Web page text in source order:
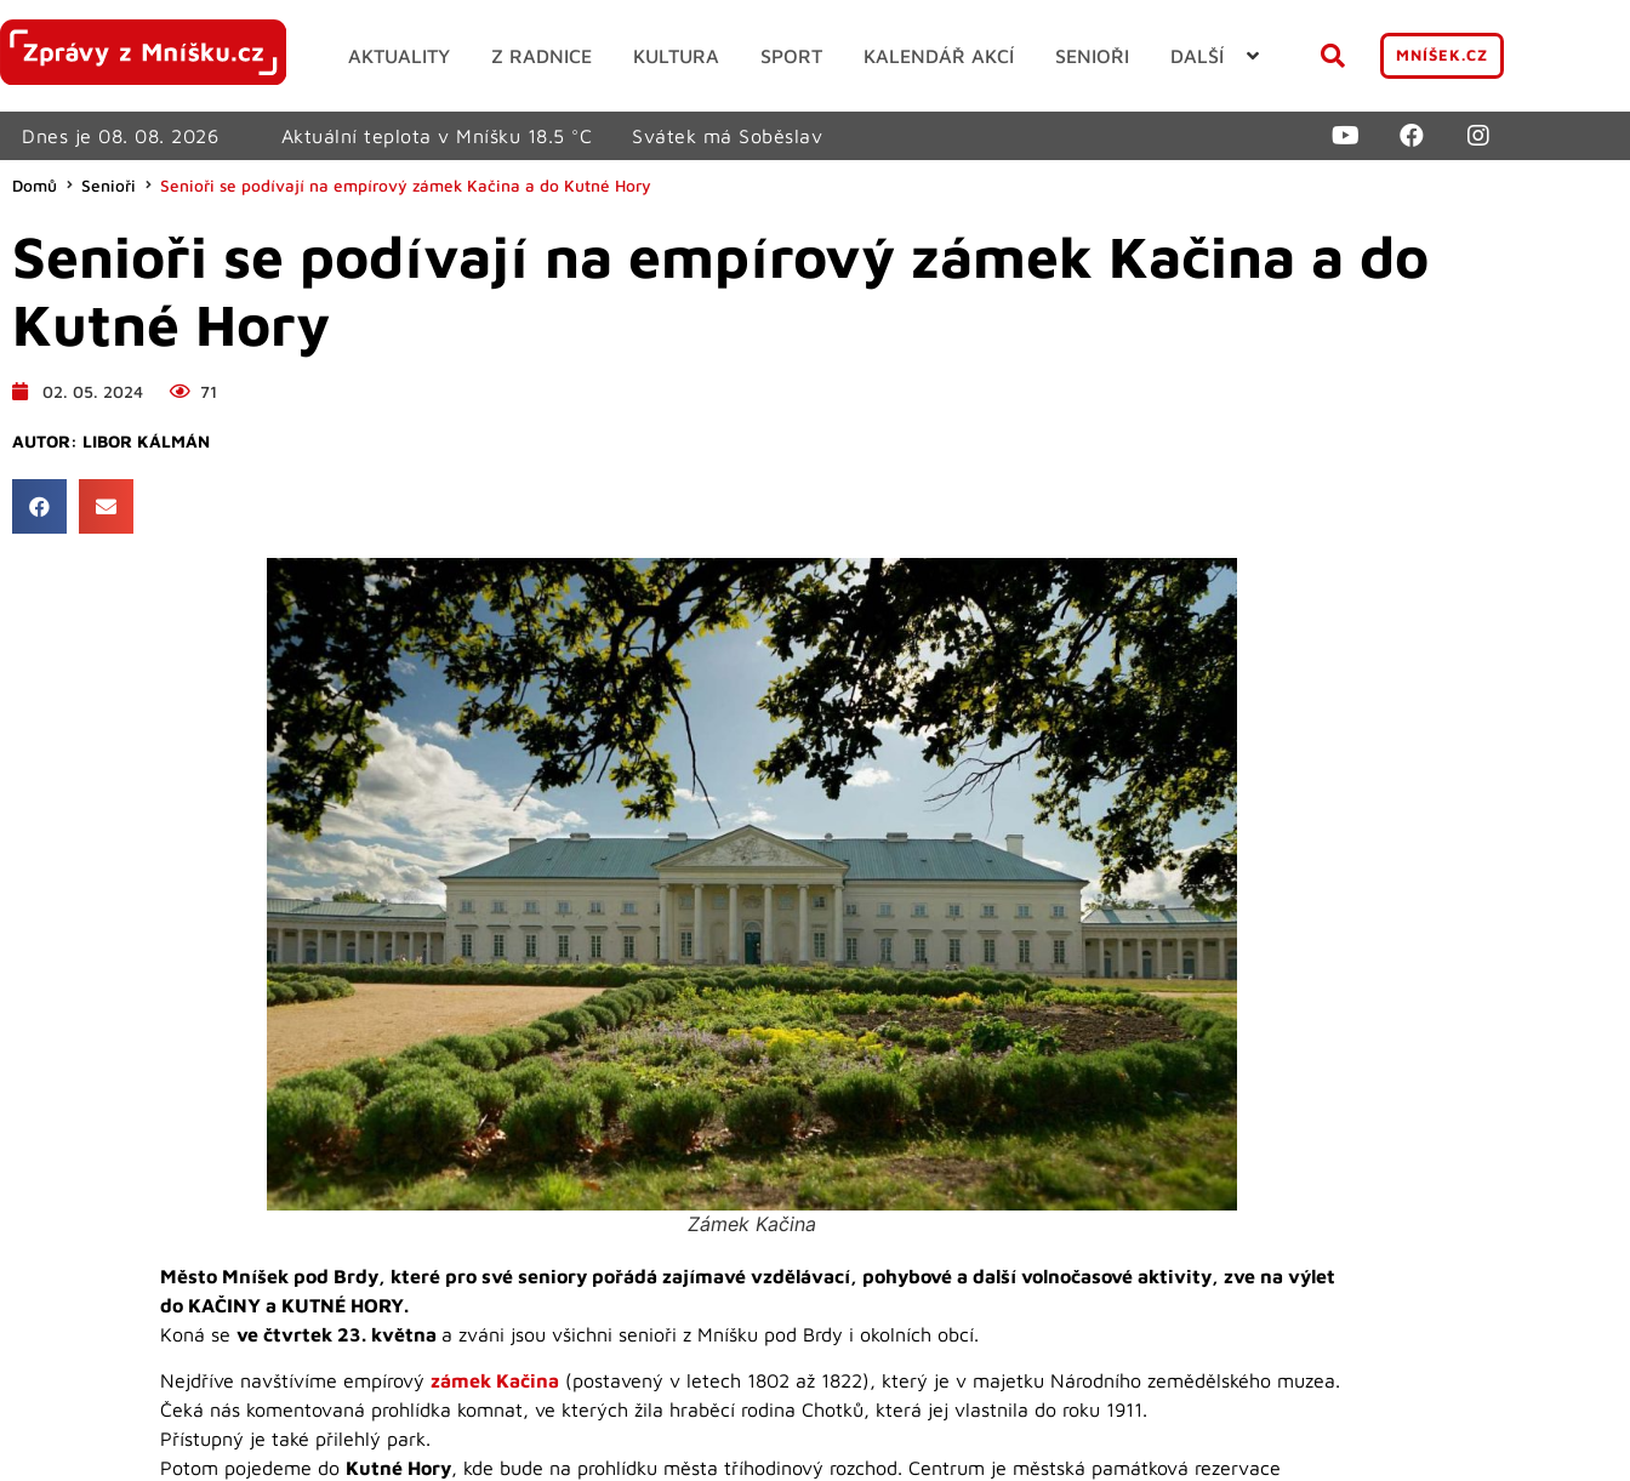
AKTUALITY Z RADNICE KULTURA SPORT KALENDÁŘ AKCÍ SENIOŘI DALŠÍ MNÍŠEK.CZ
Dnes je 08. 08. 2026 Aktuální teplota v Mníšku 18.5 °C Svátek má Soběslav
Domů Senioři Senioři se podívají na empírový zámek Kačina a do Kutné Hory
Senioři se podívají na empírový zámek Kačina a do
Kutné Hory
02. 05. 2024 71
AUTOR: LIBOR KÁLMÁN
Zámek Kačina
Město Mníšek pod Brdy, které pro své seniory pořádá zajímavé vzdělávací, pohybové a další volnočasové aktivity, zve na výlet
do KAČINY a KUTNÉ HORY.
Koná se ve čtvrtek 23. května a zváni jsou všichni senioři z Mníšku pod Brdy i okolních obcí.
Nejdříve navštívíme empírový zámek Kačina (postavený v letech 1802 až 1822), který je v majetku Národního zemědělského muzea.
Čeká nás komentovaná prohlídka komnat, ve kterých žila hraběcí rodina Chotků, která jej vlastnila do roku 1911.
Přístupný je také přilehlý park.
Potom pojedeme do Kutné Hory, kde bude na prohlídku města tříhodinový rozchod. Centrum je městská památková rezervace